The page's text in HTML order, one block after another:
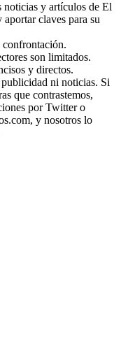
noticias y artículos de El
claves para su
confrontación.
son limitados.
y directos.
ni noticias. Si
que contrastemos,
por Twitter o
y nosotros lo